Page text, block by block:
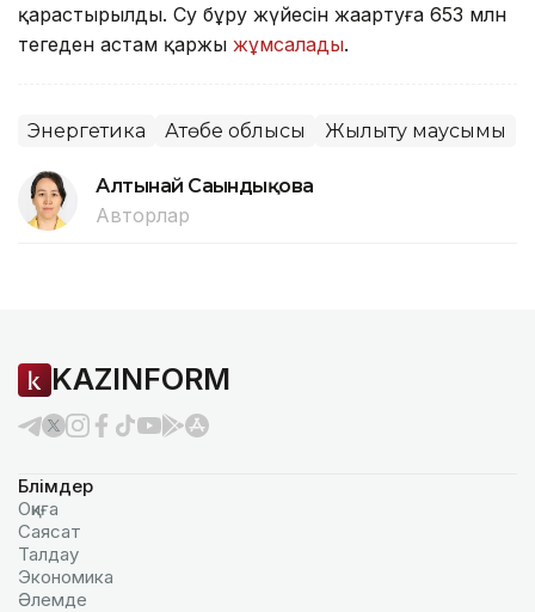
қарастырылды. Су бұру жүйесін жаңартуға 653 млн
теңгеден астам қаржы жұмсалады.
Энергетика Ақтөбе облысы Жылыту маусымы
Алтынай Сағындықова
Авторлар
KAZINFORM
Бөлімдер
Оқиға
Саясат
Талдау
Экономика
Әлемде